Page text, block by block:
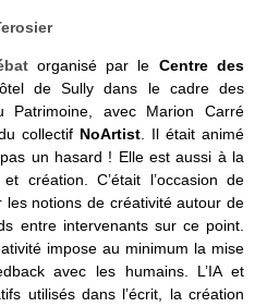
organisé par le Centre des
de Sully dans le cadre des
Patrimoine, avec Marion Carré
collectif NoArtist. Il était animé
un hasard ! Elle est aussi à la
création. C’était l’occasion de
notions de créativité autour de
entre intervenants sur ce point.
impose au minimum la mise
avec les humains. L’IA et
utilisés dans l’écrit, la création